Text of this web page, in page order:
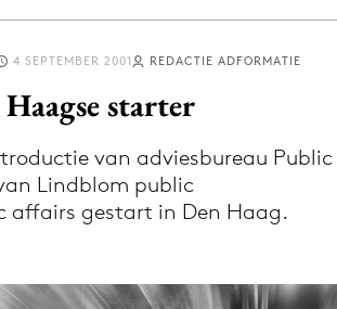
Download de app
nieuws via de Adformatie
Nieuws app
4 SEPTEMBER 2001 REDACTIE ADFORMATIE
starter
van adviesbureau Public
Lindblom public
affairs gestart in Den Haag.